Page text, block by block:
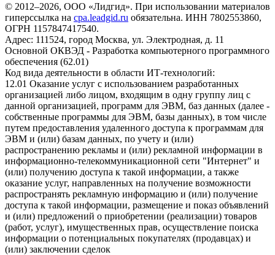
© 2012–2026, ООО «Лидгид». При использовании материалов
гиперссылка на cpa.leadgid.ru обязательна. ИНН 7802553860,
ОГРН 1157847417540.
Адрес: 111524, город Москва, ул. Электродная, д. 11
Основной ОКВЭД - Разработка компьютерного программного
обеспечения (62.01)
Код вида деятельности в области ИТ-технологий:
12.01 Оказание услуг с использованием разработанных
организацией либо лицом, входящим в одну группу лиц с
данной организацией, программ для ЭВМ, баз данных (далее -
собственные программы для ЭВМ, базы данных), в том числе
путем предоставления удаленного доступа к программам для
ЭВМ и (или) базам данных, по учету и (или)
распространению рекламы и (или) рекламной информации в
информационно-телекоммуникационной сети "Интернет" и
(или) получению доступа к такой информации, а также
оказание услуг, направленных на получение возможности
распространять рекламную информацию и (или) получение
доступа к такой информации, размещение и показ объявлений
и (или) предложений о приобретении (реализации) товаров
(работ, услуг), имущественных прав, осуществление поиска
информации о потенциальных покупателях (продавцах) и
(или) заключении сделок